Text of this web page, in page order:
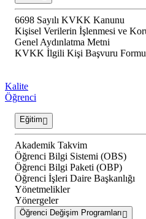
6698 Sayılı KVKK Kanunu
Kişisel Verilerin İşlenmesi ve
Genel Aydınlatma Metni
KVKK İlgili Kişi Başvuru Formu
Kalite
Öğrenci
Eğitim
Akademik Takvim
Öğrenci Bilgi Sistemi (OBS)
Öğrenci Bilgi Paketi (OBP)
Öğrenci İşleri Daire Başkanlığı
Yönetmelikler
Yönergeler
Öğrenci Değişim Programları